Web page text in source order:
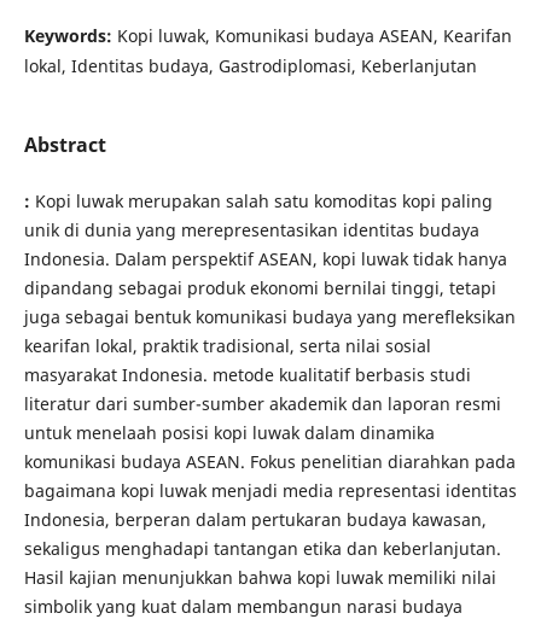
Keywords: Kopi luwak, Komunikasi budaya ASEAN, Kearifan
lokal, Identitas budaya, Gastrodiplomasi, Keberlanjutan
Abstract
: Kopi luwak merupakan salah satu komoditas kopi paling
unik di dunia yang merepresentasikan identitas budaya
Indonesia. Dalam perspektif ASEAN, kopi luwak tidak hanya
dipandang sebagai produk ekonomi bernilai tinggi, tetapi
juga sebagai bentuk komunikasi budaya yang merefleksikan
kearifan lokal, praktik tradisional, serta nilai sosial
masyarakat Indonesia. metode kualitatif berbasis studi
literatur dari sumber-sumber akademik dan laporan resmi
untuk menelaah posisi kopi luwak dalam dinamika
komunikasi budaya ASEAN. Fokus penelitian diarahkan pada
bagaimana kopi luwak menjadi media representasi identitas
Indonesia, berperan dalam pertukaran budaya kawasan,
sekaligus menghadapi tantangan etika dan keberlanjutan.
Hasil kajian menunjukkan bahwa kopi luwak memiliki nilai
simbolik yang kuat dalam membangun narasi budaya